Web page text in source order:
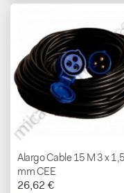
Alargo Cable 15 M 3 x 1,5
mm CEE
26,62 €